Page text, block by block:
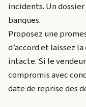
incidents. Un
banques.
Proposez une
d’accord et laissez
intacte. Si le
compromis avec
date de reprise des